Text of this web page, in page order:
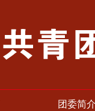
团委简介